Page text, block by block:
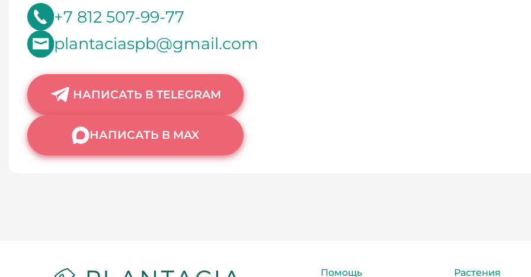
+7 812 507-99-77
plantaciaspb@gmail.com
НАПИСАТЬ В TELEGRAM
НАПИСАТЬ В MAX
Помощь Растения